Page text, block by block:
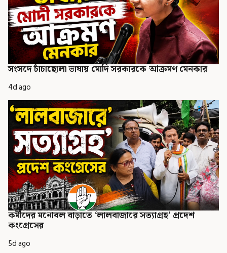
সংসদে চাঁচাছোলা ভাষায় মোদি সরকারকে আক্রমণ মেনকার
4d ago
কর্মীদের মনোবল বাড়াতে ‘লালবাজারে সত্যাগ্রহ’ প্রদেশ
কংগ্রেসের
5d ago